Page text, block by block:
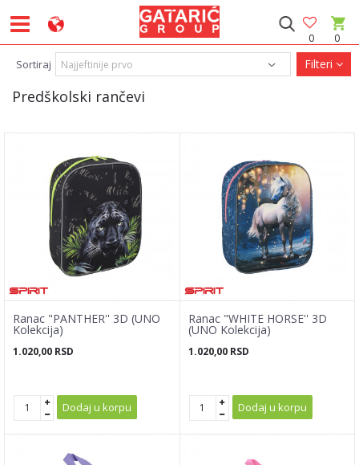
0
0
Predškolski rančevi
Sortiraj Filteri
Ranac "PANTHER'' 3D (UNO
Kolekcija)
1.020,00 RSD
Dodaj u korpu
Ranac "WHITE HORSE'' 3D
(UNO Kolekcija)
1.020,00 RSD
Dodaj u korpu